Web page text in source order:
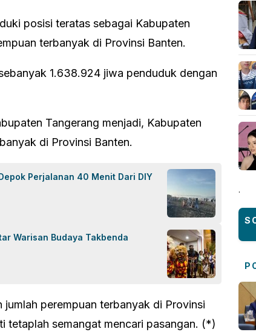
posisi teratas sebagai Kabupaten
terbanyak di Provinsi Banten.
1.638.924 jiwa penduduk dengan
Tangerang menjadi, Kabupaten
di Provinsi Banten.
Perjalanan 40 Menit Dari DIY
Warisan Budaya Takbenda
jumlah perempuan terbanyak di Provinsi
tetaplah semangat mencari pasangan. (*)
.